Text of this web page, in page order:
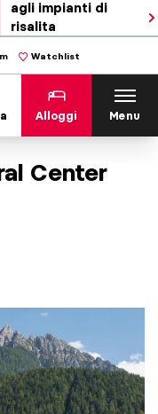
agli impianti di
risalita
Watchlist
Alloggi Menu
Center